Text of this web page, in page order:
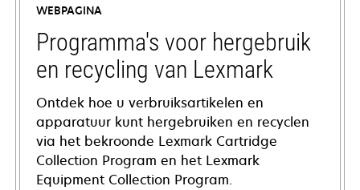
new
tab
WEBPAGINA
Programma's voor hergebruik
en recycling van Lexmark
Ontdek hoe u verbruiksartikelen en
apparatuur kunt hergebruiken en recyclen
via het bekroonde Lexmark Cartridge
Collection Program en het Lexmark
Equipment Collection Program.